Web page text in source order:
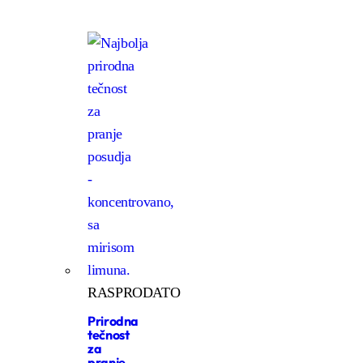
RASPRODATO
Prirodna
tečnost
za